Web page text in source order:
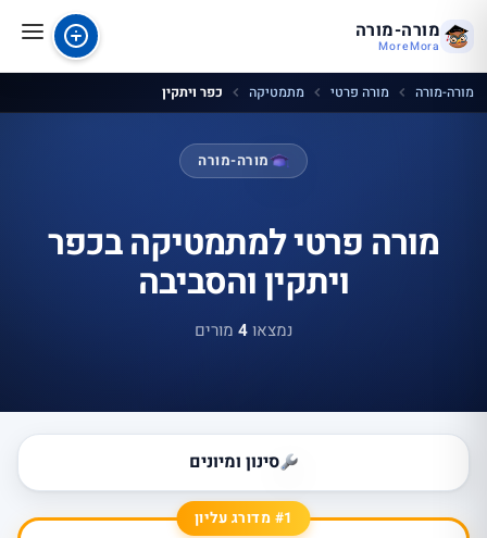
מורה-מורה
MoreMora
מורה-מורה מורה פרטי מתמטיקה כפר ויתקין
מורה-מורה
מורה פרטי למתמטיקה בכפר
ויתקין והסביבה
נמצאו4 מורים
סינון ומיונים
#1 מדורג עליון